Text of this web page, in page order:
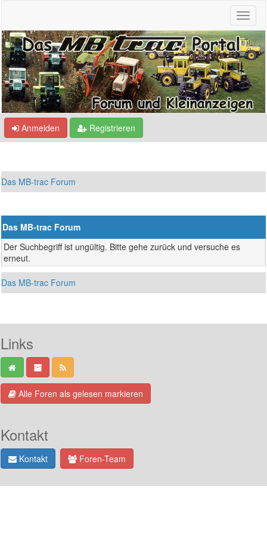
Anmelden Registrieren
Das MB-trac Forum
Das MB-trac Forum
Der Suchbegriff ist ungültig. Bitte gehe zurück und versuche es
erneut.
Das MB-trac Forum
Links
Alle Foren als gelesen markieren
Kontakt
Kontakt Foren-Team